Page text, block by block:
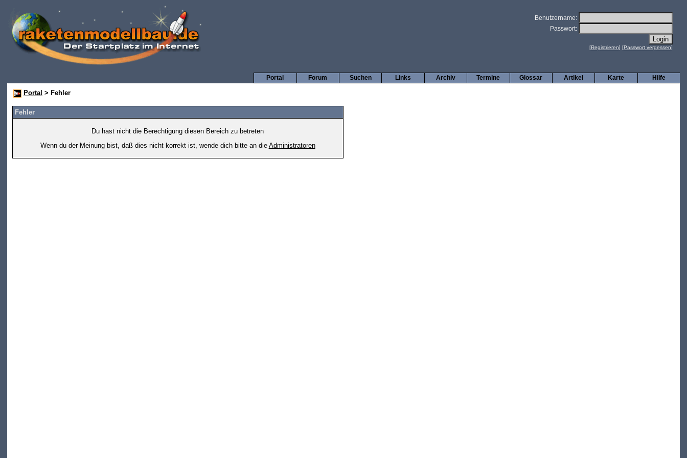
Benutzername:
Passwort:
[Registrieren] [Passwort vergessen]
Hilfe
Karte
Artikel
Glossar
Termine
Archiv
Links
Suchen
Forum
Portal
Portal > Fehler
Fehler
Du hast nicht die Berechtigung diesen Bereich zu betreten
Wenn du der Meinung bist, daß dies nicht korrekt ist, wende dich bitte an die Administratoren